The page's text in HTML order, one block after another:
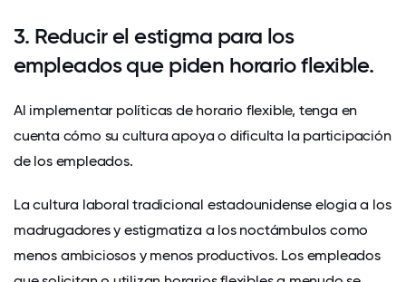
3. Reducir el estigma para los
empleados que piden horario flexible.
Al implementar políticas de horario flexible, tenga en
cuenta cómo su cultura apoya o dificulta la participación
de los empleados.
La cultura laboral tradicional estadounidense elogia a los
madrugadores y estigmatiza a los noctámbulos como
menos ambiciosos y menos productivos. Los empleados